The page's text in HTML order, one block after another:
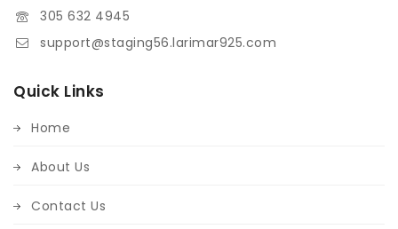
305 632 4945
support@staging56.larimar925.com
Quick Links
Home
About Us
Contact Us